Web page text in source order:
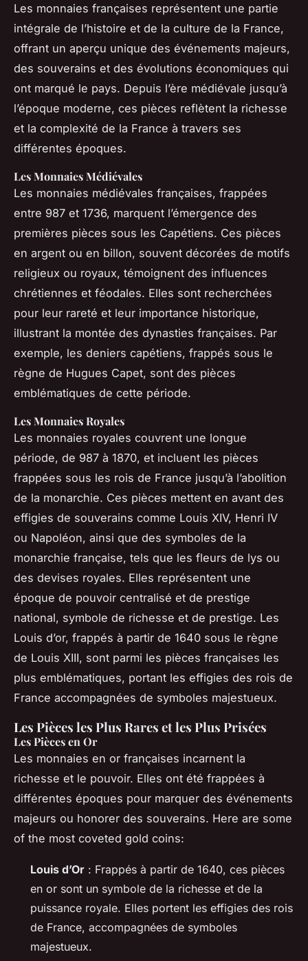
Les monnaies françaises représentent une partie
intégrale de l’histoire et de la culture de la France,
offrant un aperçu unique des événements majeurs,
des souverains et des évolutions économiques qui
ont marqué le pays. Depuis l’ère médiévale jusqu’à
l’époque moderne, ces pièces reflètent la richesse
et la complexité de la France à travers ses
différentes époques.
Les Monnaies Médiévales
Les monnaies médiévales françaises, frappées
entre 987 et 1736, marquent l’émergence des
premières pièces sous les Capétiens. Ces pièces
en argent ou en billon, souvent décorées de motifs
religieux ou royaux, témoignent des influences
chrétiennes et féodales. Elles sont recherchées
pour leur rareté et leur importance historique,
illustrant la montée des dynasties françaises. Par
exemple, les deniers capétiens, frappés sous le
règne de Hugues Capet, sont des pièces
emblématiques de cette période.
Les Monnaies Royales
Les monnaies royales couvrent une longue
période, de 987 à 1870, et incluent les pièces
frappées sous les rois de France jusqu’à l’abolition
de la monarchie. Ces pièces mettent en avant des
effigies de souverains comme Louis XIV, Henri IV
ou Napoléon, ainsi que des symboles de la
monarchie française, tels que les fleurs de lys ou
des devises royales. Elles représentent une
époque de pouvoir centralisé et de prestige
national, symbole de richesse et de prestige. Les
Louis d’or, frappés à partir de 1640 sous le règne
de Louis XIII, sont parmi les pièces françaises les
plus emblématiques, portant les effigies des rois de
France accompagnées de symboles majestueux.
Les Pièces les Plus Rares et les Plus Prisées
Les Pièces en Or
Les monnaies en or françaises incarnent la
richesse et le pouvoir. Elles ont été frappées à
différentes époques pour marquer des événements
majeurs ou honorer des souverains. Here are some
of the most coveted gold coins:
Louis d’Or : Frappés à partir de 1640, ces pièces
en or sont un symbole de la richesse et de la
puissance royale. Elles portent les effigies des rois
de France, accompagnées de symboles
majestueux.